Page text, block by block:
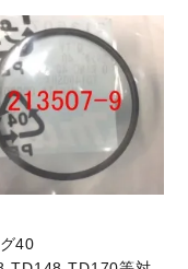
グ40